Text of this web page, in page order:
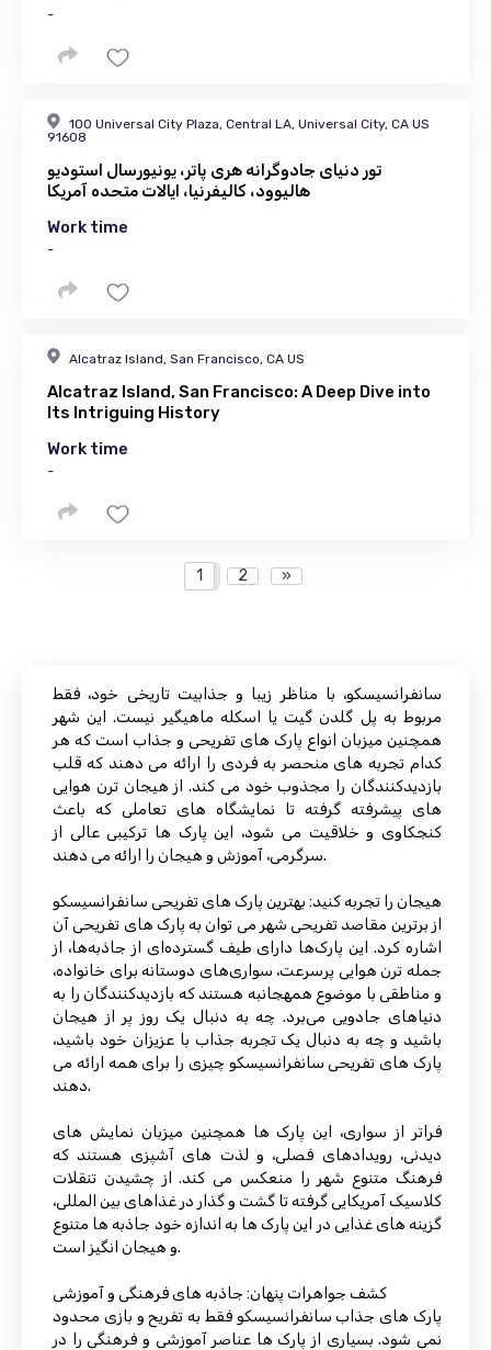
-
100 Universal City Plaza, Central LA, Universal City, CA US
91608
تور دنیای جادوگرانه هری پاتر، یونیورسال استودیو
هالیوود، کالیفرنیا، ایالات متحده آمریکا
Work time
-
Alcatraz Island, San Francisco, CA US
Alcatraz Island, San Francisco: A Deep Dive into
Its Intriguing History
Work time
-
1 2 »
سانفرانسیسکو، با مناظر زیبا و جذابیت تاریخی خود، فقط
مربوط به پل گلدن گیت یا اسکله ماهیگیر نیست. این شهر
همچنین میزبان انواع پارک های تفریحی و جذاب است که هر
کدام تجربه های منحصر به فردی را ارائه می دهند که قلب
بازدیدکنندگان را مجذوب خود می کند. از هیجان ترن هوایی
های پیشرفته گرفته تا نمایشگاه های تعاملی که باعث
کنجکاوی و خلاقیت می شود، این پارک ها ترکیبی عالی از
سرگرمی، آموزش و هیجان را ارائه می دهند.
هیجان را تجربه کنید: بهترین پارک های تفریحی سانفرانسیسکو
از برترین مقاصد تفریحی شهر می توان به پارک های تفریحی آن
اشاره کرد. این پارک‌ها دارای طیف گسترده‌ای از جاذبه‌ها، از
جمله ترن هوایی پرسرعت، سواری‌های دوستانه برای خانواده،
و مناطقی با موضوع همهجانبه هستند که بازدیدکنندگان را به
دنیاهای جادویی می‌برد. چه به دنبال یک روز پر از هیجان
باشید و چه به دنبال یک تجربه جذاب با عزیزان خود باشید،
پارک های تفریحی سانفرانسیسکو چیزی را برای همه ارائه می
دهند.
فراتر از سواری، این پارک ها همچنین میزبان نمایش های
دیدنی، رویدادهای فصلی، و لذت های آشپزی هستند که
فرهنگ متنوع شهر را منعکس می کند. از چشیدن تنقلات
کلاسیک آمریکایی گرفته تا گشت و گذار در غذاهای بین المللی،
گزینه های غذایی در این پارک ها به اندازه خود جاذبه ها متنوع
و هیجان انگیز است.
کشف جواهرات پنهان: جاذبه های فرهنگی و آموزشی
پارک های جذاب سانفرانسیسکو فقط به تفریح ​​و بازی محدود
نمی شود. بسیاری از پارک ها عناصر آموزشی و فرهنگی را در